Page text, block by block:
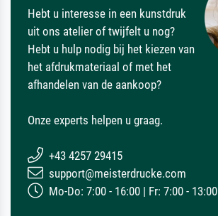
Hebt u interesse in een kunstdruk
uit ons atelier of twijfelt u nog?
Hebt u hulp nodig bij het kiezen van
het afdrukmateriaal of met het
afhandelen van de aankoop?
Onze experts helpen u graag.
+43 4257 29415
support@meisterdrucke.com
Mo-Do: 7:00 - 16:00 | Fr: 7:00 - 13:00